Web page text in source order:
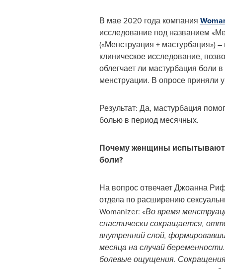
В мае 2020 года компания
исследование под названием
(«Менструация + мастурбация»)
клиническое исследование,
облегчает ли мастурбация боли
менструации. В опросе приняли
Результат: Да, мастурбация
болью в период месячных.
Почему женщины
боли?
На вопрос отвечает Джоанна
отдела по расширению
Womanizer: «Во время
спастически сокращается,
внутренний слой,
месяца на случай
болевые ощущения.